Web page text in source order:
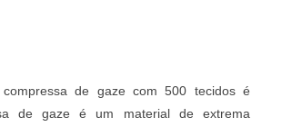
de gaze com 500 tecidos é
de gaze é um material de extrema